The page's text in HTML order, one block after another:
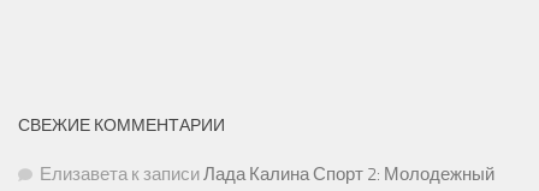
СВЕЖИЕ КОММЕНТАРИИ
Елизаветак записиЛада Калина Спорт 2: Молодежный